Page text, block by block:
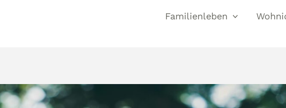
Familienleben